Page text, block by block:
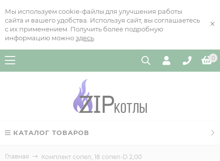
Мы используем cookie-файлы для улучшения работы
сайта и вашего удобства. Используя сайт, вы соглашаетесь
с их применением. Получить более подробную
информацию можно здесь
×
0
КАТАЛОГ ТОВАРОВ
Главная Комплект сопел, 18 сопел-D 2,00